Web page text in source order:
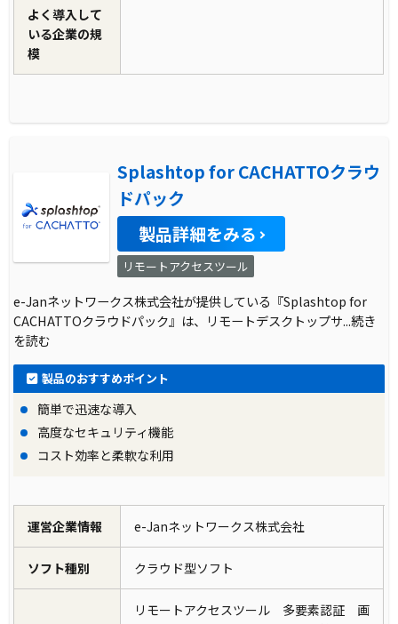
よく導入して
いる企業の規
模
Splashtop for CACHATTOクラウ
ドパック
製品詳細をみる
リモートアクセスツール
e-Janネットワークス株式会社が提供している『Splashtop for
CACHATTOクラウドパック』は、リモートデスクトップサ...続き
を読む
製品のおすすめポイント
簡単で迅速な導入
高度なセキュリティ機能
コスト効率と柔軟な利用
運営企業情報 e-Janネットワークス株式会社
ソフト種別 クラウド型ソフト
リモートアクセスツール 多要素認証 画